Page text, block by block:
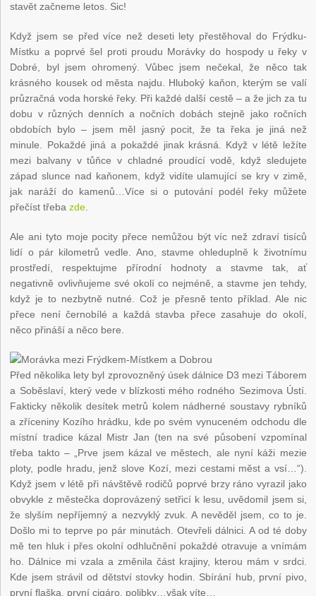
stavět začneme letos. Sic!
Když jsem se před více než deseti lety přestěhoval do Frýdku-
Místku a poprvé šel proti proudu Morávky do hospody u řeky v
Dobré, byl jsem ohromený. Vůbec jsem nečekal, že něco tak
krásného kousek od města najdu. Hluboký kaňon, kterým se valí
průzračná voda horské řeky. Při každé další cestě – a že jich za tu
dobu v různých denních a nočních dobách stejně jako ročních
obdobích bylo – jsem měl jasný pocit, že ta řeka je jiná než
minule. Pokaždé jiná a pokaždé jinak krásná. Když v létě ležíte
mezi balvany v tůňce v chladné proudící vodě, když sledujete
západ slunce nad kaňonem, když vidíte ulamující se kry v zimě,
jak naráží do kamenů…Více si o putování podél řeky můžete
přečíst třebazde.
Ale ani tyto moje pocity přece nemůžou být víc než zdraví tisíců
lidí o pár kilometrů vedle. Ano, stavme ohleduplně k životnímu
prostředí, respektujme přírodní hodnoty a stavme tak, ať
negativně ovlivňujeme své okolí co nejméně, a stavme jen tehdy,
když je to nezbytně nutné. Což je přesně tento příklad. Ale nic
přece není černobílé a každá stavba přece zasahuje do okolí,
něco přináší a něco bere.
Před několika lety byl zprovozněný úsek dálnice D3 mezi Táborem
a Soběslaví, který vede v blízkosti mého rodného Sezimova Ústí.
Fakticky několik desítek metrů kolem nádherné soustavy rybníků
a zříceniny Kozího hrádku, kde po svém vynuceném odchodu dle
místní tradice kázal Mistr Jan (ten na své působení vzpomínal
třeba takto – „Prve jsem kázal ve městech, ale nyní káži mezie
ploty, podle hradu, jenž slove Kozí, mezi cestami měst a vsí…“).
Když jsem v létě při návštěvě rodičů poprvé brzy ráno vyrazil jako
obvykle z městečka doprovázený setřicí k lesu, uvědomil jsem si,
že slyším nepříjemný a nezvyklý zvuk. A nevěděl jsem, co to je.
Došlo mi to teprve po pár minutách. Otevřeli dálnici. A od té doby
mě ten hluk i přes okolní odhlučnění pokaždé otravuje a vnímám
ho. Dálnice mi vzala a změnila část krajiny, kterou mám v srdci.
Kde jsem strávil od dětství stovky hodin. Sbírání hub, první pivo,
první flaška, první cigáro, polibky…však víte…